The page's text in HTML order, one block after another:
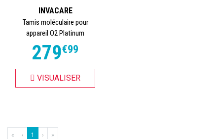
INVACARE
Tamis moléculaire pour
appareil O2 Platinum
279€99
VISUALISER
« ‹ 1 › »